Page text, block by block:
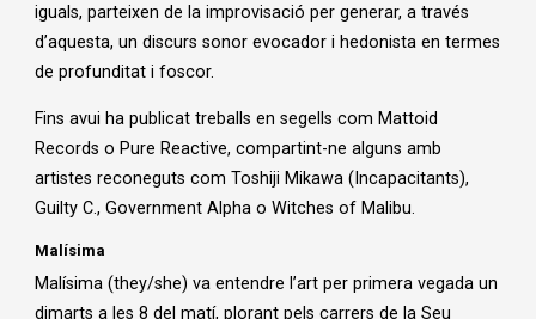
iguals, parteixen de la improvisació per generar, a través
d’aquesta, un discurs sonor evocador i hedonista en termes
de profunditat i foscor.
Fins avui ha publicat treballs en segells com Mattoid
Records o Pure Reactive, compartint-ne alguns amb
artistes reconeguts com Toshiji Mikawa (Incapacitants),
Guilty C., Government Alpha o Witches of Malibu.
Malísima
Malísima (they/she) va entendre l’art per primera vegada un
dimarts a les 8 del matí, plorant pels carrers de la Seu